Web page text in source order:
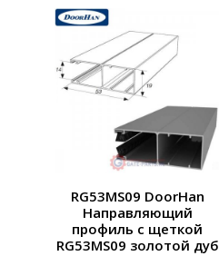
RG53MS09 DoorHan
Направляющий
профиль с щеткой
RG53MS09 золотой дуб